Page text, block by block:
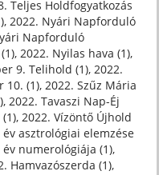
Teljes Holdfogyatkozás
, 2022. Nyári Napforduló
Napforduló
, 2022. Nyilas hava (1),
9. Telihold (1), 2022.
10. (1), 2022. Szűz Mária
, 2022. Tavaszi Nap-Éj
, 2022. Vízöntő Újhold
év asztrológiai elemzése
év numerológiája (1),
Hamvazószerda (1),